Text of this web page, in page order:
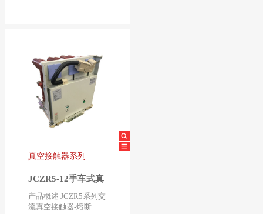
…
真空接触器系列
JCZR5-12手车式真
合电器
产品概述 JCZR5系列交
流真空接触器-熔断器